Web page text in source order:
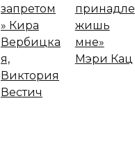
запретом
» Кира
Вербицка
я,
Виктория
Вестич
принадле
жишь
мне»
Мэри Кац